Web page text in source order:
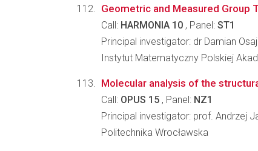
Geometric and Measured Group
Call: HARMONIA 10 , Panel: ST1
Principal investigator: dr Damian
Instytut Matematyczny Polskiej
Molecular analysis of the
Call: OPUS 15 , Panel: NZ1
Principal investigator: prof. Andrzej
Politechnika Wrocławska